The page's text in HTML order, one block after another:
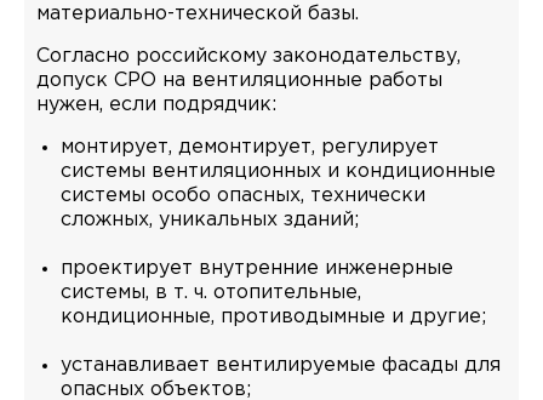
материально-технической базы.
Согласно российскому законодательству,
допуск СРО на вентиляционные работы
нужен, если подрядчик:
монтирует, демонтирует, регулирует
системы вентиляционных и кондиционные
системы особо опасных, технически
сложных, уникальных зданий;
проектирует внутренние инженерные
системы, в т. ч. отопительные,
кондиционные, противодымные и другие;
устанавливает вентилируемые фасады для
опасных объектов;